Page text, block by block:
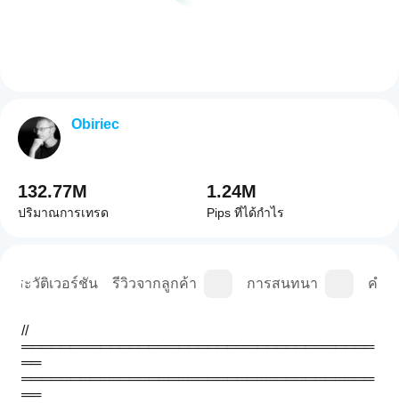
ประวัติเวอร์ชัน รีวิวจากลูกค้า การสนทนา คำถ
//
════════════════════════════════════
══
════════════════════════════════════
══
Obiriec
132.77M
ปริมาณการเทรด
1.24M
Pips ที่ได้กำไร